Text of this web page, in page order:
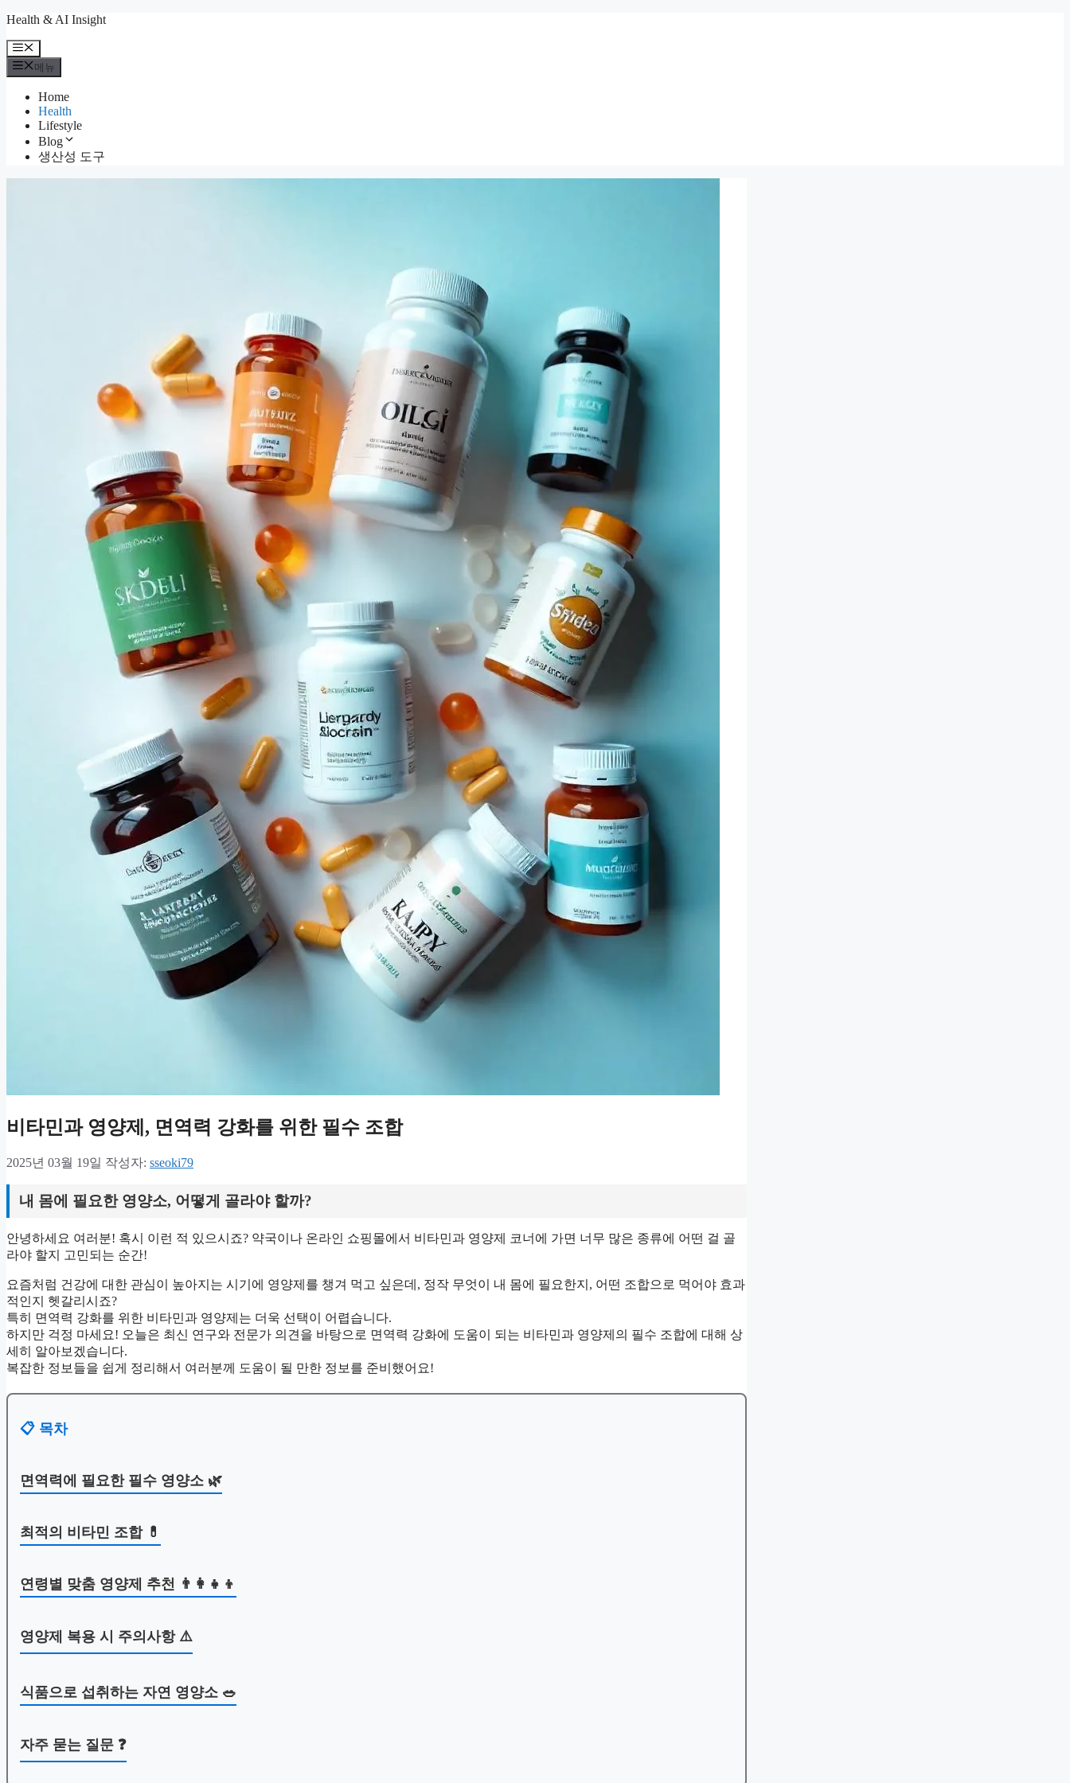
컨
츠
로
Health & AI Insight
메
뉴
메뉴
Home
Health
Lifestyle
Blog
생산성 도구
비타민과 영양제, 면역력 강화를 위한 필수 조합
2025년 03월 19일 작성자: sseoki79
내 몸에 필요한 영양소, 어떻게 골라야 할까?
안녕하세요 여러분! 혹시 이런 적 있으시죠? 약국이나 온라인 쇼핑몰에서 비타민과 영양제 코너에 가면 너무 많은 종류에 어떤 걸 골
라야 할지 고민되는 순간!
요즘처럼 건강에 대한 관심이 높아지는 시기에 영양제를 챙겨 먹고 싶은데, 정작 무엇이 내 몸에 필요한지, 어떤 조합으로 먹어야 효과
적인지 헷갈리시죠?
특히 면역력 강화를 위한 비타민과 영양제는 더욱 선택이 어렵습니다.
하지만 걱정 마세요! 오늘은 최신 연구와 전문가 의견을 바탕으로 면역력 강화에 도움이 되는 비타민과 영양제의 필수 조합에 대해 상
세히 알아보겠습니다.
복잡한 정보들을 쉽게 정리해서 여러분께 도움이 될 만한 정보를 준비했어요!
📋 목차
면역력에 필요한 필수 영양소 🌿
최적의 비타민 조합 💊
연령별 맞춤 영양제 추천 👨‍👩‍👧‍👦
영양제 복용 시 주의사항 ⚠️
식품으로 섭취하는 자연 영양소 🥗
자주 묻는 질문 ❓